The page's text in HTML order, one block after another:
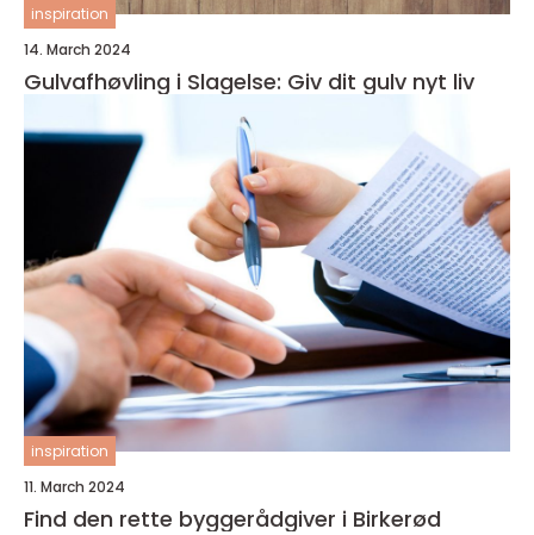
inspiration
14. March 2024
Gulvafhøvling i Slagelse: Giv dit gulv nyt liv
inspiration
11. March 2024
Find den rette byggerådgiver i Birkerød